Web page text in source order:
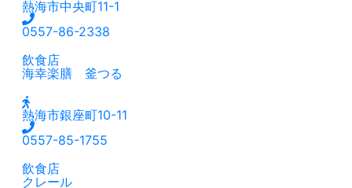
熱海市中央町11-1
0557-86-2338
飲食店
海幸楽膳 釜つる
熱海市銀座町10-11
0557-85-1755
飲食店
クレール